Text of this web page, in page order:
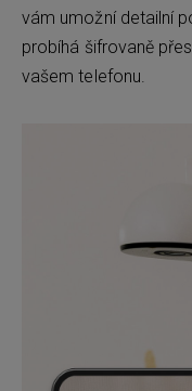
vám umožní detailní
probíhá šifrovaně
vašem telefonu.